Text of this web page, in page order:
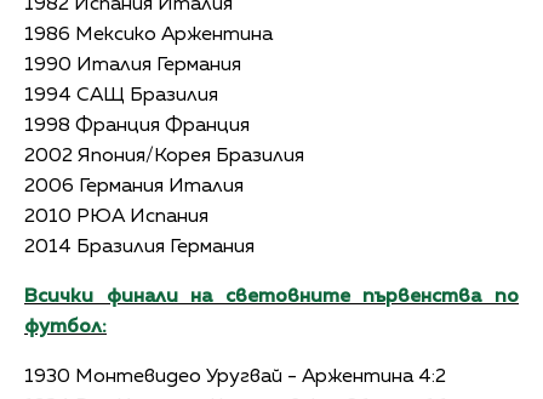
1982 Испания Италия
1986 Мексико Аржентина
1990 Италия Германия
1994 САЩ Бразилия
1998 Франция Франция
2002 Япония/Корея Бразилия
2006 Германия Италия
2010 РЮА Испания
2014 Бразилия Германия
Всички финали на световните първенства по
футбол:
1930 Moнтевидео Уругвай - Аржентина 4:2